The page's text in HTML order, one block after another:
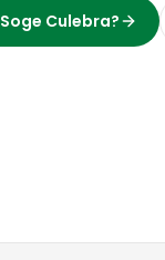
Soge Culebra?